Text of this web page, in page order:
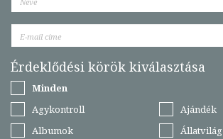
Érdeklődési körök kiválasztása
Minden
Agykontroll
Ajándék
Albumok
Állatvilág